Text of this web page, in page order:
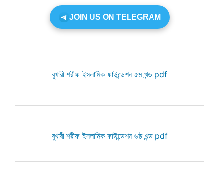
JOIN US ON TELEGRAM
বুখারী শরীফ ইসলামিক ফাউন্ডেশন ৫ম খন্ড pdf
বুখারী শরীফ ইসলামিক ফাউন্ডেশন ৬ষ্ঠ খন্ড pdf